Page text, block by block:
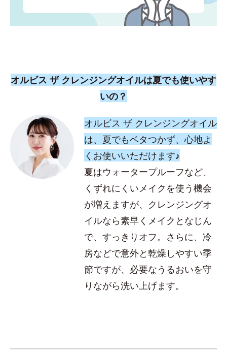
オルビス ザ クレンジングオイルは夏でも使いやす
いの？
オルビス ザ クレンジングオイル
は、夏でもベタつかず、心地よ
くお使いいただけます♪
夏はウォータープルーフなど、
くずれにくいメイクを使う機会
が増えますが、クレンジングオ
イルなら素早くメイクとなじん
で、すっきりオフ。さらに、冷
房などで意外と乾燥しやすい季
節ですが、必要なうるおいを守
りながら洗い上げます。